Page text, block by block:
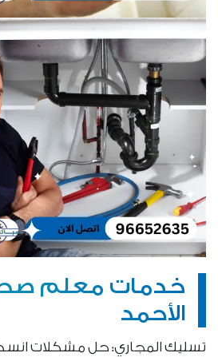
خدمات معلم
الأحمد
تسليك المجاري: حل مشكلات